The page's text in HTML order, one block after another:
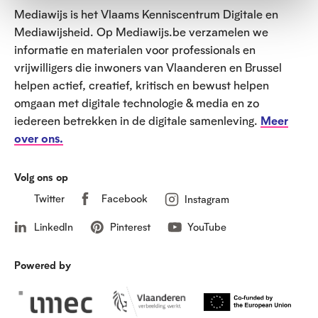
e
t
Mediawijs is het Vlaams Kenniscentrum Digitale en
Mediawijsheid. Op Mediawijs.be verzamelen we
informatie en materialen voor professionals en
vrijwilligers die inwoners van Vlaanderen en Brussel
helpen actief, creatief, kritisch en bewust helpen
omgaan met digitale technologie & media en zo
iedereen betrekken in de digitale samenleving. Meer
over ons.
Volg ons op
Twitter
Facebook Instagram
LinkedIn Pinterest YouTube
Powered by